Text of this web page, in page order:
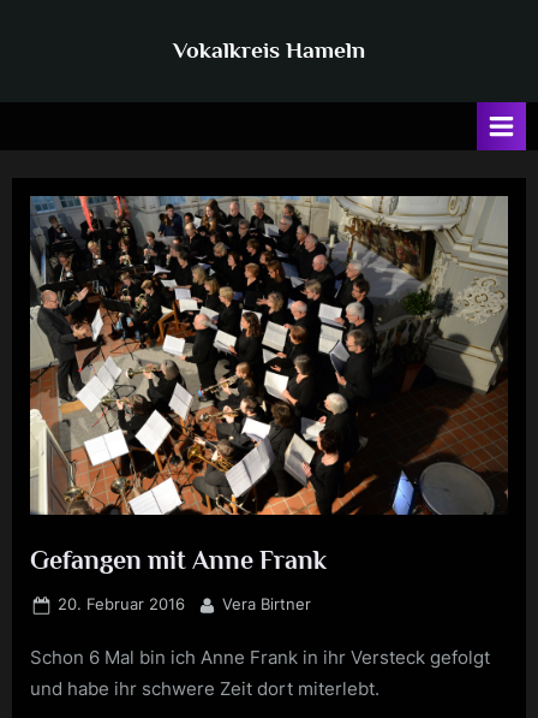
Vokalkreis Hameln
Gefangen mit Anne Frank
Posted
20. Februar 2016 By
Vera Birtner
Schon 6 Mal bin ich Anne Frank in ihr Versteck gefolgt
und habe ihr schwere Zeit dort miterlebt.